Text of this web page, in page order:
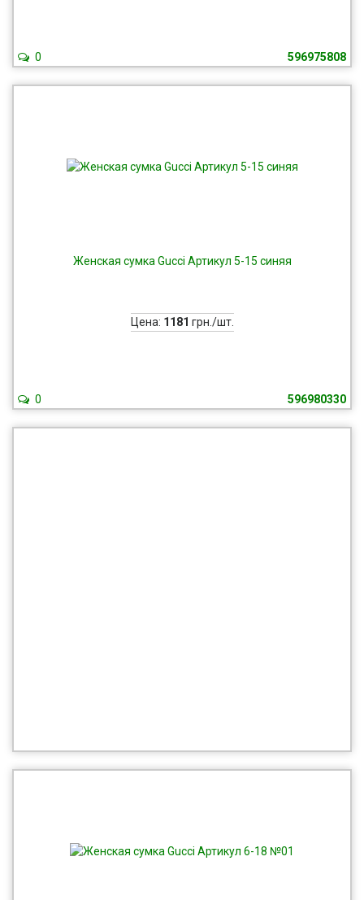
596975808
0
Женская сумка Gucci Артикул 5-15 синяя
Цена: 1181 грн./шт.
596980330
0